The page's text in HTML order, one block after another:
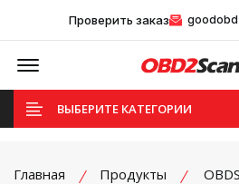
Проверить заказ
Offcanvas Menu Open
ВЫБЕРИТЕ КАТЕГОРИИ
Главная Продукты